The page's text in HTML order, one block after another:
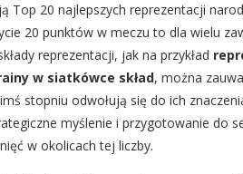
Top 20 najlepszych reprezentacji
20 punktów w meczu to dla wielu
reprezentacji, jak na przykład
w siatkówce skład, można
stopniu odwołują się do ich
myślenie i przygotowanie do
w okolicach tej liczby.